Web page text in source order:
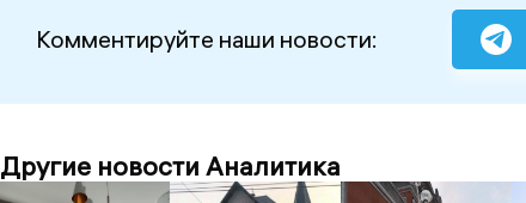
Комментируйте наши новости:
Другие новости Аналитика